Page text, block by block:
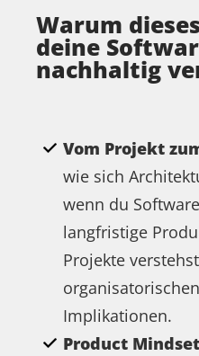
Warum
deine
nachhaltig
Vom Projekt
wie sich
wenn du
langfristige
Projekte
Implikationen.
Product